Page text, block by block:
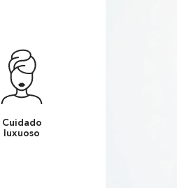
Cuidado
luxuoso